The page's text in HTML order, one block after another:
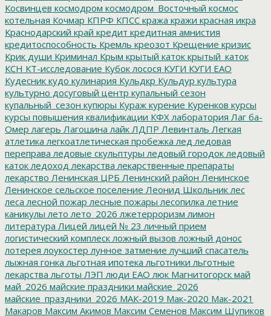
Косвинцев космодром космодром_Восточный космос
котельная Кочмар КПРФ КПСС кража кражи красная икра
Краснодарский край кредит кредитная амнистия
кредитоспособность Кремль креозот Крещение кризис
Крик души Криминал Крым крытый каток крытый_каток
КСН КТ-исследование Кубок лосося КУГИ КУГИ ЕАО
Кудесник кудо кулинария Кульдкр Кульдур культура
культурно досуговый центр купальный сезон
купальный_сезон купюры Кураж курение Куренков курсы
курсы повышения квалификации КФХ лаборатория Лаг ба-
Омер лагерь Лагошина лайк ЛДПР Левинталь Легкая
атлетика легкоатлетическая пробежка лед ледовая
переправа ледовые скульптуры ледовый городок ледовый
каток ледоход лекарства лекарственные препараты
лекарство Ленинская ЦРБ Ленинский район Ленинское
Ленинское сельское поселение Леонид Школьник лес
леса лесной пожар лесные пожары лесопилка летние
каникулы лето лето_2026 лжетерроризм лимон
литература Лицей лицей № 23 личный прием
логистический комплеск ложный вызов ложный донос
лотерея лоукостер лунное затмение лучший спасатель
лыжная гонка льготная ипотека льготники льготные
лекарства льготы ЛЭП люди ЕАО люк Магнитогорск май
май_2026 майские праздники майские_2026
майские_праздники_2026 МАК-2019 Мак-2020 Мак-2021
Макаров Максим Акимов Максим Семенов Максим Шупиков